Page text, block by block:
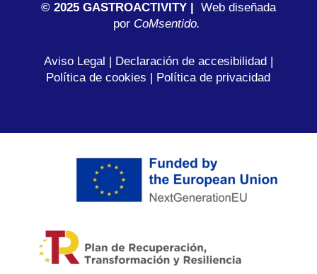
© 2025 GASTROACTIVITY | Web diseñada
porCoMsentido.
Aviso Legal | Declaración de accesibilidad|
Política de cookies | Política de privacidad